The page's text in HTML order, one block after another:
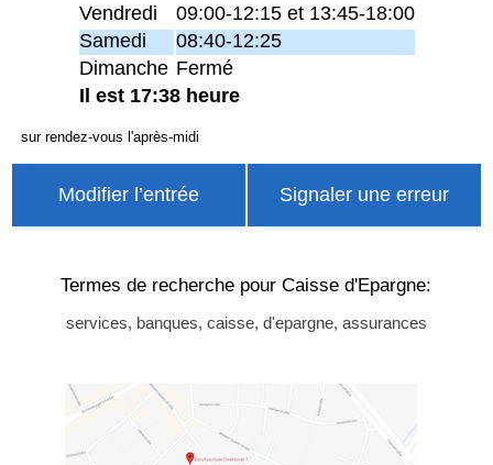
Vendredi
09:00-12:15 et 13:45-18:00
Samedi
08:40-12:25
Dimanche Fermé
Il est 17:38 heure
sur rendez-vous l'après-midi
Modifier l’entrée Signaler une erreur
Termes de recherche pour Caisse d'Epargne:
services, banques, caisse, d'epargne, assurances